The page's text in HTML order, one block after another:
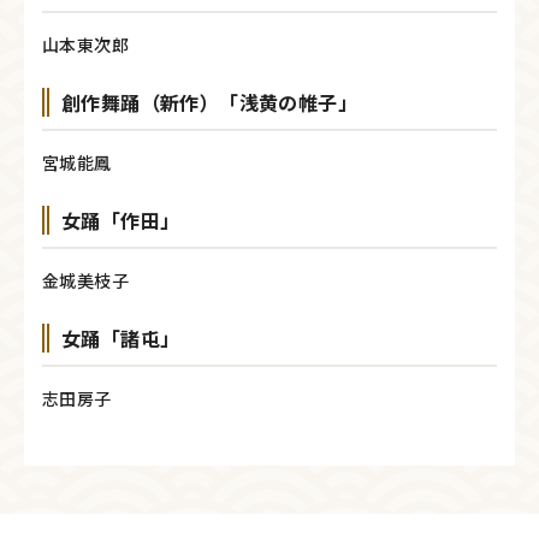
山本東次郎
創作舞踊（新作）「浅黄の帷子」
宮城能鳳
女踊「作田」
金城美枝子
女踊「諸屯」
志田房子